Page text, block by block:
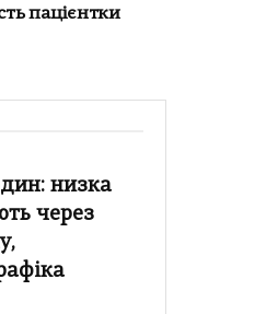
пацієнтки
низка
через